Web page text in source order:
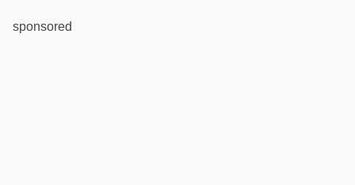
sponsored